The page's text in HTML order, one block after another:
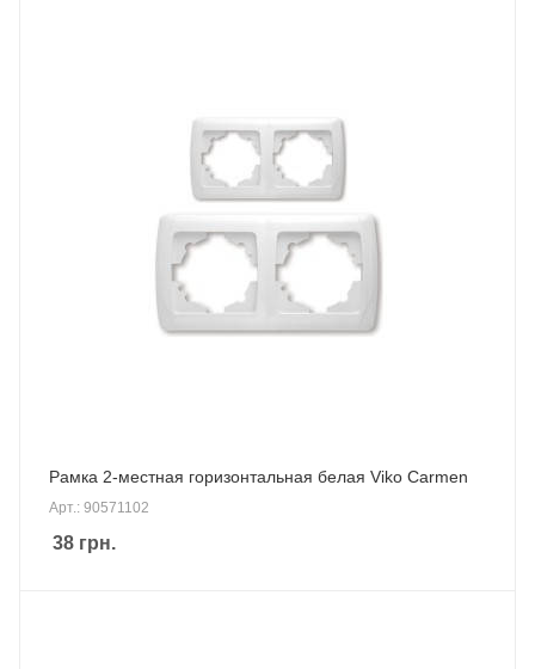
Рамка 2-местная горизонтальная белая Viko Carmen
Арт.: 90571102
38 грн.